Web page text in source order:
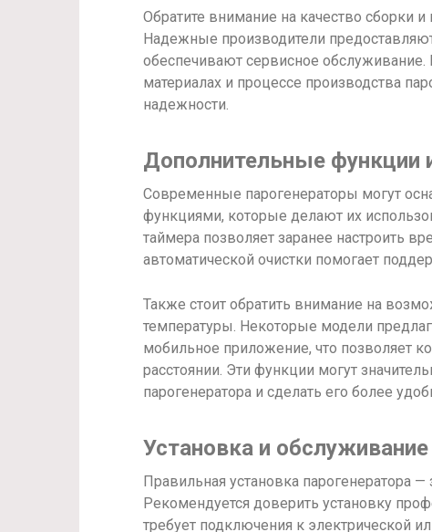
Обратите внимание на качество сборки и
Надежные производители
обеспечивают сервисное обслуживание.
материалах и процессе производства
надежности.
Дополнительные функции
Современные парогенераторы могут
функциями, которые делают их
таймера позволяет заранее настроить
автоматической очистки помогает
Также стоит обратить внимание на
температуры. Некоторые модели
мобильное приложение, что позволяет
расстоянии. Эти функции могут
парогенератора и сделать его более
Установка и обслуживание
Правильная установка парогенератора
Рекомендуется доверить установку
требует подключения к электрической